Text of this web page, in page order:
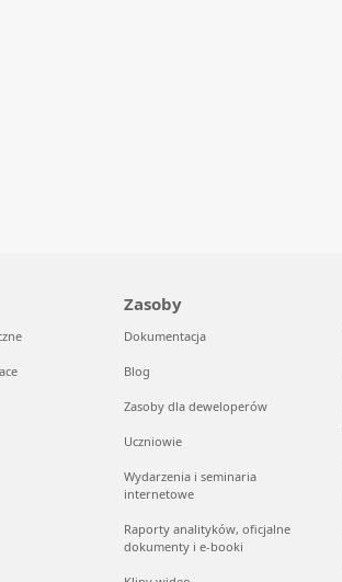
Zasoby
Dokumentacja
Blog
Zasoby dla deweloperów
Uczniowie
Wydarzenia i seminaria
internetowe
Raporty analityków, oficjalne
dokumenty i e-booki